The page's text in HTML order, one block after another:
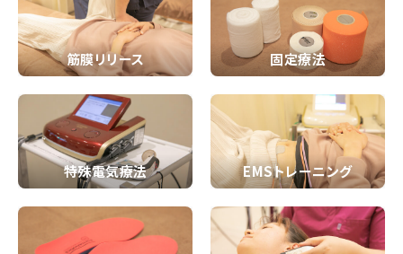
筋膜リリース 固定療法
特殊電気療法 EMSトレーニング